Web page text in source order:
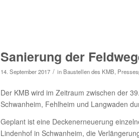
Sanierung der
14. September 2017 / in Baustellen des KMB,
Der KMB wird im Zeitraum zwischen der
Schwanheim, Fehlheim und Langwaden
Geplant ist eine Deckenerneuerung
Lindenhof in Schwanheim, die